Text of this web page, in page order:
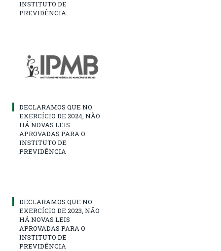
INSTITUTO DE
PREVIDÊNCIA
DECLARAMOS QUE NO
EXERCÍCIO DE 2024, NÃO
HÁ NOVAS LEIS
APROVADAS PARA O
INSTITUTO DE
PREVIDÊNCIA
DECLARAMOS QUE NO
EXERCÍCIO DE 2023, NÃO
HÁ NOVAS LEIS
APROVADAS PARA O
INSTITUTO DE
PREVIDÊNCIA